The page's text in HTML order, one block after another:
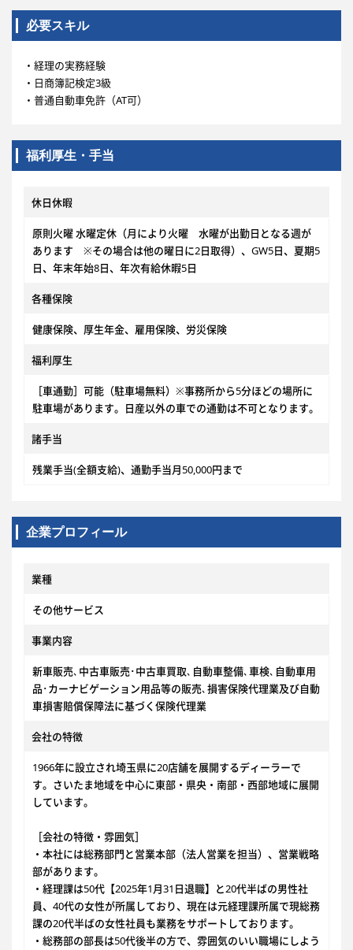
必要スキル
・経理の実務経験
・日商簿記検定3級
・普通自動車免許（AT可）
福利厚生・手当
休日休暇
原則火曜 水曜定休（月により火曜 水曜が出勤日となる週が
あります ※その場合は他の曜日に2日取得）、GW5日、夏期5
日、年末年始8日、年次有給休暇5日
各種保険
健康保険、厚生年金、雇用保険、労災保険
福利厚生
［車通勤］可能（駐車場無料）※事務所から5分ほどの場所に
駐車場があります。日産以外の車での通勤は不可となります。
諸手当
残業手当(全額支給)、通勤手当月50,000円まで
企業プロフィール
業種
その他サービス
事業内容
新車販売､中古車販売･中古車買取､自動車整備､車検､自動車用
品･カーナビゲーション用品等の販売､損害保険代理業及び自動
車損害賠償保障法に基づく保険代理業
会社の特徴
1966年に設立され埼玉県に20店舗を展開するディーラーで
す。さいたま地域を中心に東部・県央・南部・西部地域に展開
しています。
［会社の特徴・雰囲気］
・本社には総務部門と営業本部（法人営業を担当）、営業戦略
部があります。
・経理課は50代【2025年1月31日退職】と20代半ばの男性社
員、40代の女性が所属しており、現在は元経理課所属で現総務
課の20代半ばの女性社員も業務をサポートしております。
・総務部の部長は50代後半の方で、雰囲気のいい職場にしよう